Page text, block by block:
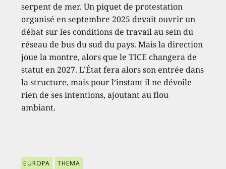
serpent de mer. Un piquet de protestation
organisé en septembre 2025 devait ouvrir un
débat sur les conditions de travail au sein du
réseau de bus du sud du pays. Mais la direction
joue la montre, alors que le TICE changera de
statut en 2027. L’État fera alors son entrée dans
la structure, mais pour l’instant il ne dévoile
rien de ses intentions, ajoutant au flou
ambiant.
EUROPA THEMA